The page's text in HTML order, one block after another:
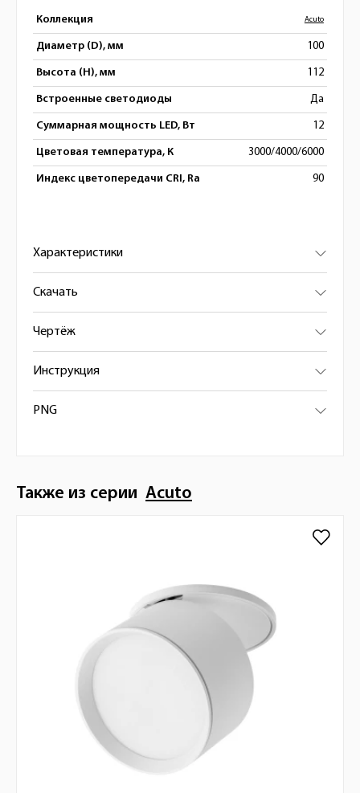
Коллекция Acuto
Диаметр (D), мм 100
Высота (H), мм 112
Встроенные светодиоды Да
Суммарная мощность LED, Вт 12
Цветовая температура, К 3000/4000/6000
Индекс цветопередачи CRI, Ra 90
Характеристики
Скачать
Чертёж
Инструкция
PNG
Также из серии Acuto